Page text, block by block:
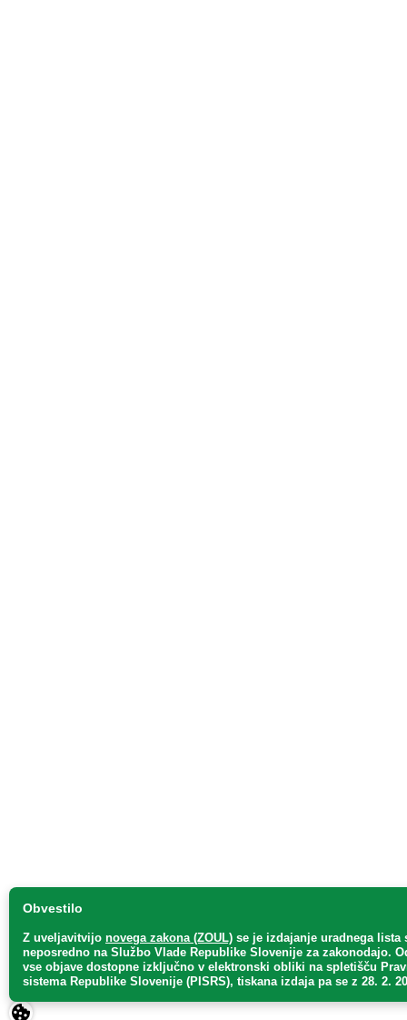
Obvestilo
Z uveljavitvijo novega zakona (ZOUL) se je izdajanje uradnega lista
neposredno na Službo Vlade Republike Slovenije za zakonodajo.
vse objave dostopne izključno v elektronski obliki na spletišču
sistema Republike Slovenije (PISRS), tiskana izdaja pa se z 28. 2.